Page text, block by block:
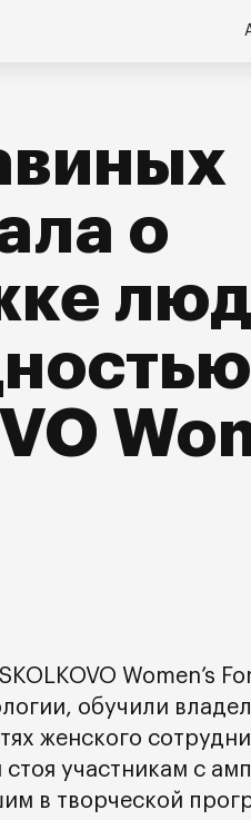
о
Women’s
обучили
женского
участникам с
в творческой